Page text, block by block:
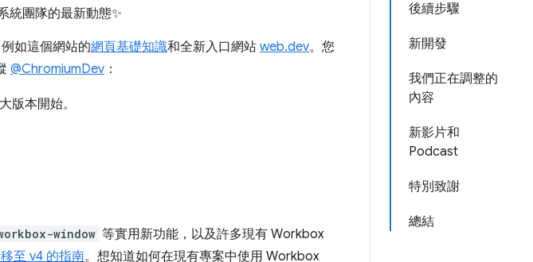
後續步驟
新開發
我們正在調整的
內容
新影片和
Podcast
特別致謝
總結
統團隊的最新動態✨
如這個網站的網頁基礎知識和全新入口網站 web.dev。您
@ChromiumDev ：
版本開始。
window 等實用新功能，以及許多現有 Workbox
至 v4 的指南。想知道如何在現有專案中使用 Workbox